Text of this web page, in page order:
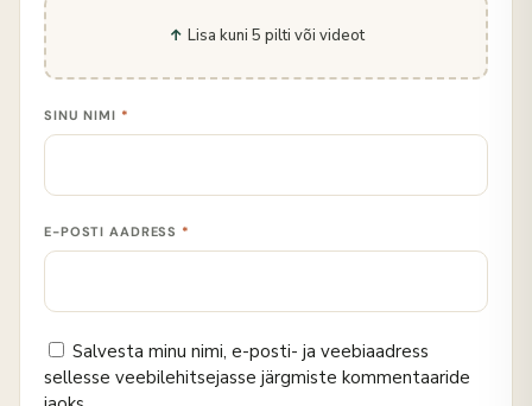
Lisa kuni 5 pilti või videot
SINU NIMI *
E-POSTI AADRESS *
Salvesta minu nimi, e-posti- ja veebiaadress
sellesse veebilehitsejasse järgmiste kommentaaride